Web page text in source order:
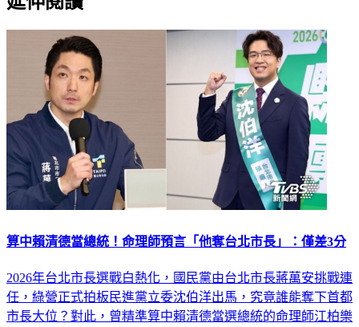
算中賴清德當總統！命理師預言「他奪台北市長」：僅差3分
2026年台北市長選戰白熱化，國民黨由台北市長蔣萬安挑戰連
任，綠營正式拍板民進黨立委沈伯洋出馬，究竟誰能奪下首都
市長大位？對此，曾精準算中賴清德當選總統的命理師江柏樂